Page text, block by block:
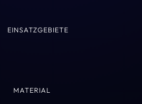
EINSATZGEBIETE
MATERIAL